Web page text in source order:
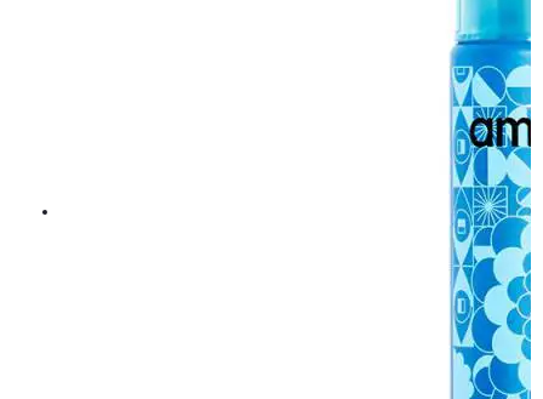
Amika Hydro Rush Intense Moisture Leave-In Conditioner 60 Ml